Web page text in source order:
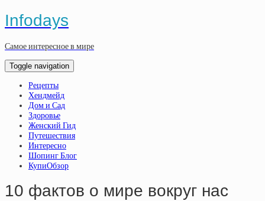
Infodays
Самое интересное в мире
Toggle navigation
Рецепты
Хендмейд
Дом и Сад
Здоровье
Женский Гид
Путешествия
Интересно
Шопинг Блог
КупиОбзор
10 фактов о мире вокруг нас